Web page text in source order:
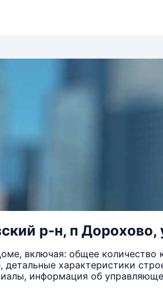
р-н, п Дорохово,
включая: общее количество
характеристики
информация об